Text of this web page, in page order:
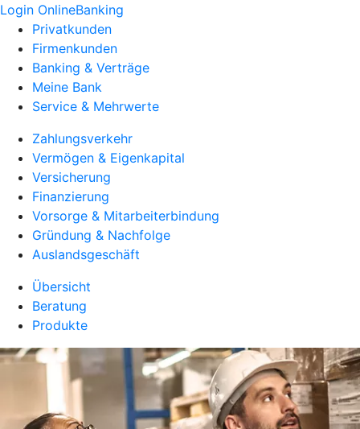
Login OnlineBanking
Privatkunden
Firmenkunden
Banking & Verträge
Meine Bank
Service & Mehrwerte
Zahlungsverkehr
Vermögen & Eigenkapital
Versicherung
Finanzierung
Vorsorge & Mitarbeiterbindung
Gründung & Nachfolge
Auslandsgeschäft
Übersicht
Beratung
Produkte